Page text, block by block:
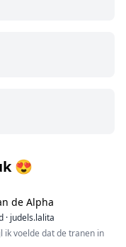
😍
de Alpha
· judels.lalita
ik voelde dat de tranen in